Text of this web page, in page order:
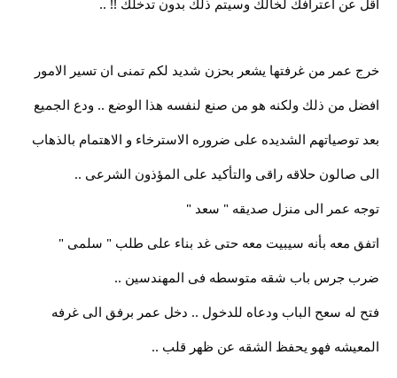
اقل عن اعترافك لخالك وسيتم ذلك بدون تدخلك !! ..
خرج عمر من غرفتها يشعر بحزن شديد لكم تمنى ان تسير الامور
افضل من ذلك ولكنه هو من صنع لنفسه هذا الوضع .. ودع الجميع
بعد توصياتهم الشديده على ضروره الاسترخاء و الاهتمام بالذهاب
الى صالون حلاقه راقى والتأكيد على المؤذون الشرعى ..
توجه عمر الى منزل صديقه " سعد "
اتفق معه بأنه سيبيت معه حتى غد بناء على طلب " سلمى "
ضرب جرس باب شقه متوسطه فى المهندسين ..
فتح له سعح الباب ودعاه للدخول .. دخل عمر برفق الى غرفه
المعيشه فهو يحفظ الشقه عن ظهر قلب ..